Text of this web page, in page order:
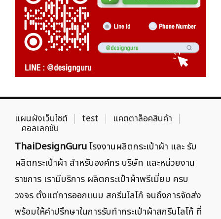
แผนผังเว็บไซต์ test แคตตาล็อคสินค้า
คอลเลกชัน
ThaiDesignGuruโรงงานผลิตกระเป๋าผ้า และ รับ
ผลิตกระเป๋าผ้า สำหรับองค์กร บริษัท และหน่วยงาน
ราชการ เรามีบริการ ผลิตกระเป๋าผ้าพรีเมี่ยม ครบ
วงจร ตั้งแต่การออกแบบ สกรีนโลโก้ จนถึงการจัดส่ง
พร้อมให้คำปรึกษาในการรับทำกระเป๋าผ้าสกรีนโลโก้ ที่